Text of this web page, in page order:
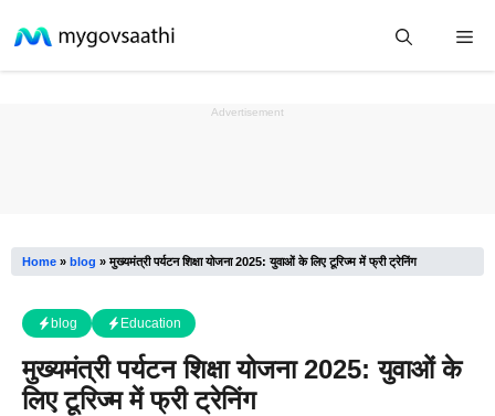
Advertisement
Home » blog »मुख्यमंत्री पर्यटन शिक्षा योजना 2025: युवाओं के लिए टूरिज्म में फ्री ट्रेनिंग
blog Education
मुख्यमंत्री पर्यटन शिक्षा योजना 2025: युवाओं के
लिए टूरिज्म में फ्री ट्रेनिंग